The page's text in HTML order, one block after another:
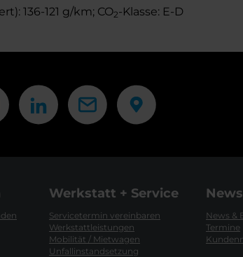
136-121 g/km; CO2-Klasse: E-D
Werkstatt + Service
Servicetermin vereinbaren
Werkstattleistungen
Mobilität / Mietwagen
Unfallinstandsetzung
News
News &
Termine